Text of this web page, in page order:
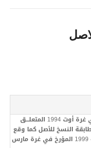
القانون عدد 103 لسنة 1994 المؤرخ في غرة أوت 1994 المتعلـــق
النسخ للأصل كما وقع
تنقيحه و إتمامه بالقانون عدد 19 لسنة 1999 المؤرخ في غرة مارس